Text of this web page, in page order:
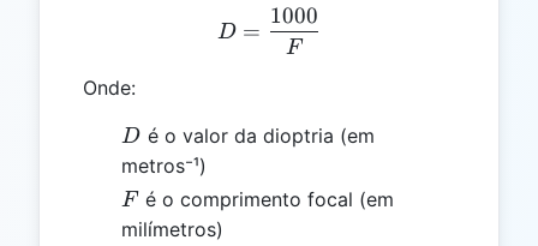
D = \frac{1000}{F}
D =
F
1000
Onde:
D
D é o valor da dioptria (em
metros⁻¹)
F
F é o comprimento focal (em
milímetros)